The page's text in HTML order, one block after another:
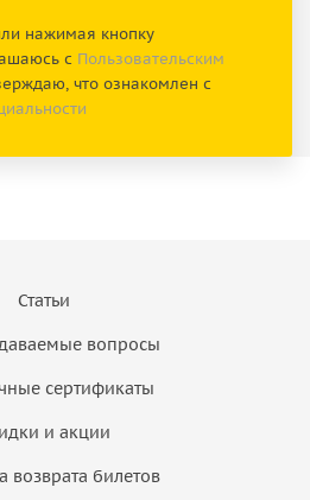
нажимая кнопку
с Пользовательским
что ознакомлен с
Статьи
вопросы
сертификаты
и акции
возврата билетов